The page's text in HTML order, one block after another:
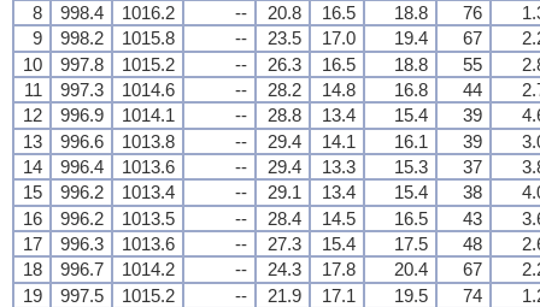
8
998.4 1016.2 -- 20.8 16.5 18.8 76
9
998.2 1015.8 -- 23.5 17.0 19.4 67
10
997.8 1015.2 -- 26.3 16.5 18.8 55
11
997.3 1014.6 -- 28.2 14.8 16.8 44
12
996.9 1014.1 -- 28.8 13.4 15.4 39
13
996.6 1013.8 -- 29.4 14.1 16.1 39
14
996.4 1013.6 -- 29.4 13.3 15.3 37
15
996.2 1013.4 -- 29.1 13.4 15.4 38
16
996.2 1013.5 -- 28.4 14.5 16.5 43
17
996.3 1013.6 -- 27.3 15.4 17.5 48
18
996.7 1014.2 -- 24.3 17.8 20.4 67
19
997.5 1015.2 -- 21.9 17.1 19.5 74
8
998.4 1016.2 -- 20.8 16.5 18.8 76
9
998.2 1015.8 -- 23.5 17.0 19.4 67
10
997.8 1015.2 -- 26.3 16.5 18.8 55
11
997.3 1014.6 -- 28.2 14.8 16.8 44
12
996.9 1014.1 -- 28.8 13.4 15.4 39
13
996.6 1013.8 -- 29.4 14.1 16.1 39
14
996.4 1013.6 -- 29.4 13.3 15.3 37
15
996.2 1013.4 -- 29.1 13.4 15.4 38
16
996.2 1013.5 -- 28.4 14.5 16.5 43
17
996.3 1013.6 -- 27.3 15.4 17.5 48
18
996.7 1014.2 -- 24.3 17.8 20.4 67
19
997.5 1015.2 -- 21.9 17.1 19.5 74
8
998.4 1016.2 -- 20.8 16.5 18.8 76
9
998.2 1015.8 -- 23.5 17.0 19.4 67
10
997.8 1015.2 -- 26.3 16.5 18.8 55
11
997.3 1014.6 -- 28.2 14.8 16.8 44
12
996.9 1014.1 -- 28.8 13.4 15.4 39
13
996.6 1013.8 -- 29.4 14.1 16.1 39
14
996.4 1013.6 -- 29.4 13.3 15.3 37
15
996.2 1013.4 -- 29.1 13.4 15.4 38
16
996.2 1013.5 -- 28.4 14.5 16.5 43
17
996.3 1013.6 -- 27.3 15.4 17.5 48
18
996.7 1014.2 -- 24.3 17.8 20.4 67
19
997.5 1015.2 -- 21.9 17.1 19.5 74
8
998.4 1016.2 -- 20.8 16.5 18.8 76
9
998.2 1015.8 -- 23.5 17.0 19.4 67
10
997.8 1015.2 -- 26.3 16.5 18.8 55
11
997.3 1014.6 -- 28.2 14.8 16.8 44
12
996.9 1014.1 -- 28.8 13.4 15.4 39
13
996.6 1013.8 -- 29.4 14.1 16.1 39
14
996.4 1013.6 -- 29.4 13.3 15.3 37
15
996.2 1013.4 -- 29.1 13.4 15.4 38
16
996.2 1013.5 -- 28.4 14.5 16.5 43
17
996.3 1013.6 -- 27.3 15.4 17.5 48
18
996.7 1014.2 -- 24.3 17.8 20.4 67
19
997.5 1015.2 -- 21.9 17.1 19.5 74